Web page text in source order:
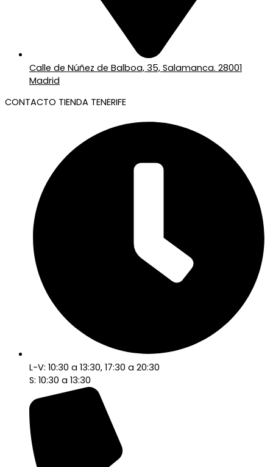
Calle de Núñez de Balboa, 35, Salamanca. 28001
Madrid
CONTACTO TIENDA TENERIFE
L-V: 10:30 a 13:30, 17:30 a 20:30
S: 10:30 a 13:30